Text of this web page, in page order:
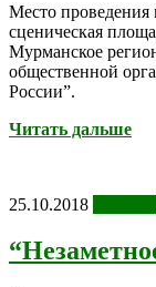
Место проведения
сценическая
Мурманское
общественной
России”.
Читать дальше
25.10.2018